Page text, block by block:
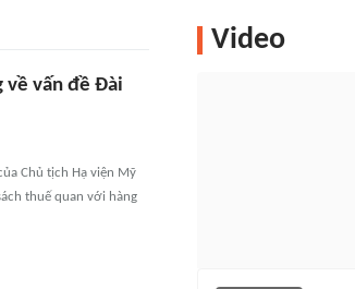
về vấn đề Đài
Chủ tịch Hạ viện Mỹ
thuế quan với hàng
Video